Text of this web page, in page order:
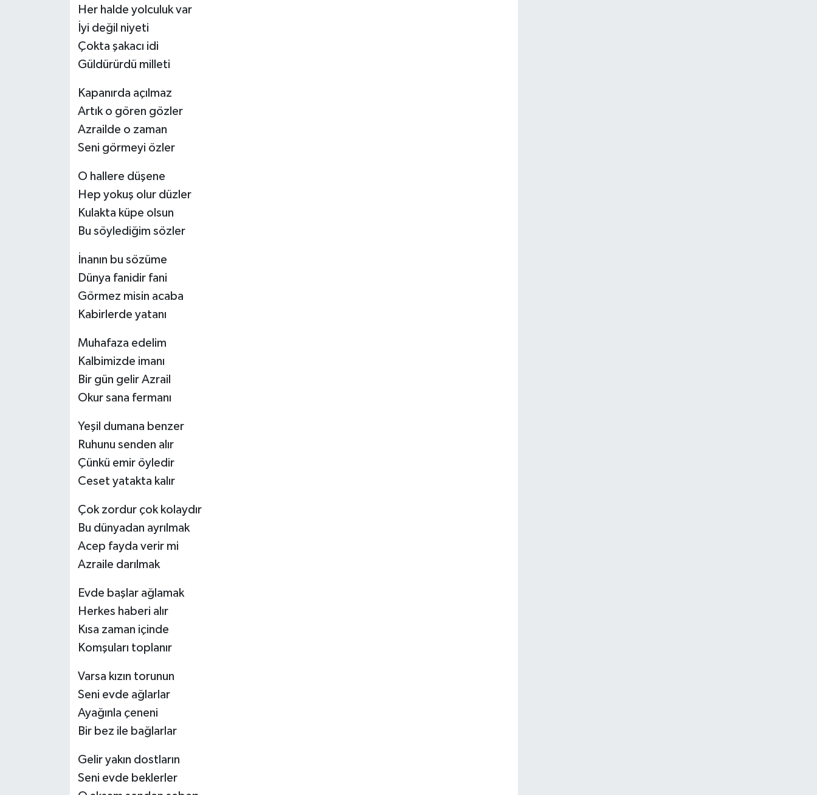
Her halde yolculuk var
İyi değil niyeti
Çokta şakacı idi
Güldürürdü milleti
Kapanırda açılmaz
Artık o gören gözler
Azrailde o zaman
Seni görmeyi özler
O hallere düşene
Hep yokuş olur düzler
Kulakta küpe olsun
Bu söylediğim sözler
İnanın bu sözüme
Dünya fanidir fani
Görmez misin acaba
Kabirlerde yatanı
Muhafaza edelim
Kalbimizde imanı
Bir gün gelir Azrail
Okur sana fermanı
Yeşil dumana benzer
Ruhunu senden alır
Çünkü emir öyledir
Ceset yatakta kalır
Çok zordur çok kolaydır
Bu dünyadan ayrılmak
Acep fayda verir mi
Azraile darılmak
Evde başlar ağlamak
Herkes haberi alır
Kısa zaman içinde
Komşuları toplanır
Varsa kızın torunun
Seni evde ağlarlar
Ayağınla çeneni
Bir bez ile bağlarlar
Gelir yakın dostların
Seni evde beklerler